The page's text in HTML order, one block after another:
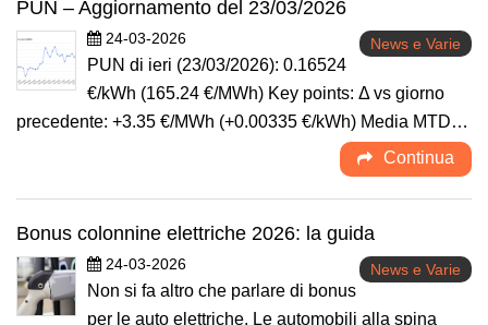
PUN – Aggiornamento del 23/03/2026
24-03-2026 News e Varie
PUN di ieri (23/03/2026): 0.16524
€/kWh (165.24 €/MWh) Key points: Δ vs giorno
precedente: +3.35 €/MWh (+0.00335 €/kWh) Media MTD…
Continua
Bonus colonnine elettriche 2026: la guida
24-03-2026 News e Varie
Non si fa altro che parlare di bonus
per le auto elettriche. Le automobili alla spina